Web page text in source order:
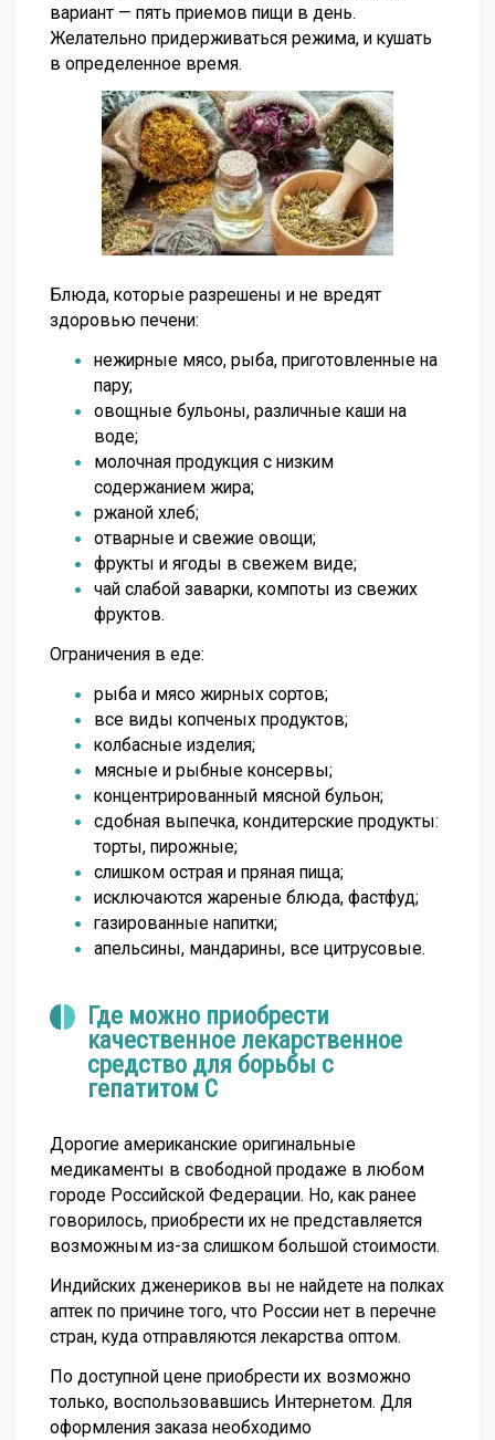
вариант — пять приемов пищи в день.
Желательно придерживаться режима, и кушать
в определенное время.
Блюда, которые разрешены и не вредят
здоровью печени:
нежирные мясо, рыба, приготовленные на
пару;
овощные бульоны, различные каши на
воде;
молочная продукция с низким
содержанием жира;
ржаной хлеб;
отварные и свежие овощи;
фрукты и ягоды в свежем виде;
чай слабой заварки, компоты из свежих
фруктов.
Ограничения в еде:
рыба и мясо жирных сортов;
все виды копченых продуктов;
колбасные изделия;
мясные и рыбные консервы;
концентрированный мясной бульон;
сдобная выпечка, кондитерские продукты:
торты, пирожные;
слишком острая и пряная пища;
исключаются жареные блюда, фастфуд;
газированные напитки;
апельсины, мандарины, все цитрусовые.
Где можно приобрести
качественное лекарственное
средство для борьбы с
гепатитом С
Дорогие американские оригинальные
медикаменты в свободной продаже в любом
городе Российской Федерации. Но, как ранее
говорилось, приобрести их не представляется
возможным из-за слишком большой стоимости.
Индийских дженериков вы не найдете на полках
аптек по причине того, что России нет в перечне
стран, куда отправляются лекарства оптом.
По доступной цене приобрести их возможно
только, воспользовавшись Интернетом. Для
оформления заказа необходимо